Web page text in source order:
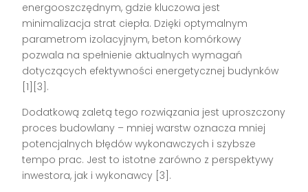
energooszczędnym, gdzie kluczowa jest
minimalizacja strat ciepła. Dzięki optymalnym
parametrom izolacyjnym, beton komórkowy
pozwala na spełnienie aktualnych wymagań
dotyczących efektywności energetycznej budynków
[1][3].
Dodatkową zaletą tego rozwiązania jest uproszczony
proces budowlany – mniej warstw oznacza mniej
potencjalnych błędów wykonawczych i szybsze
tempo prac. Jest to istotne zarówno z perspektywy
inwestora, jak i wykonawcy [3].